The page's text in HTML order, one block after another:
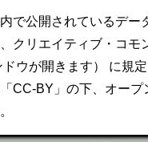
で公開されているデー
クリエイティブ・コモ
ドウが開きます） に規
CC-BY」の下、オープ